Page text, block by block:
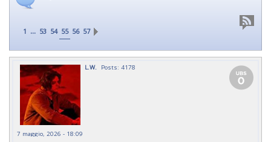
1 ... 53 54 55 56 57
L.W. Posts: 4178
7 maggio, 2026 - 18:09